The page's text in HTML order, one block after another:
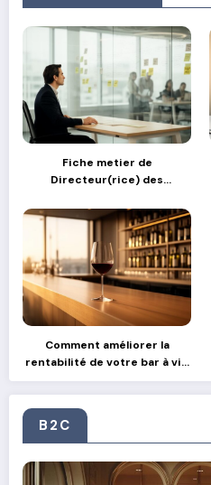
Fiche metier de
Directeur(rice) des
les transitions stratégiques
Comment améliorer la
rentabilité de votre bar à vin
grâce aux partenariats avec
des producteurs locaux
B2C